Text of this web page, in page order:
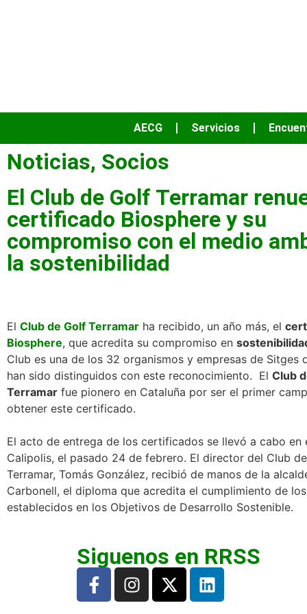
AECG Servicios
Noticias, Socios
El Club de Golf Terramar
certificado Biosphere y su
compromiso con el medio
la sostenibilidad
El Club de Golf Terramar ha recibido, un año más, el
Biosphere, que acredita su compromiso en
Club es una de los 32 organismos y empresas de Sitges
han sido distinguidos con este reconocimiento. El Club
Terramar fue pionero en Cataluña por ser el primer
obtener este certificado.
El acto de entrega de los certificados se llevó a cabo en
Calipolis, el pasado 24 de febrero. El director del Club
Terramar, Tomás González, recibió de manos de la
Carbonell, el diploma que acredita el cumplimiento de
establecidos en los Objetivos de Desarrollo Sostenible.
Siguenos en RRSS